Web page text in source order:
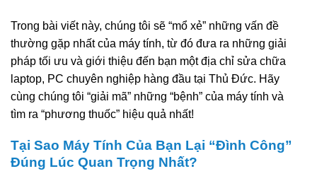
Trong bài viết này, chúng tôi sẽ “mổ xẻ” những vấn đề
thường gặp nhất của máy tính, từ đó đưa ra những giải
pháp tối ưu và giới thiệu đến bạn một địa chỉ sửa chữa
laptop, PC chuyên nghiệp hàng đầu tại Thủ Đức. Hãy
cùng chúng tôi “giải mã” những “bệnh” của máy tính và
tìm ra “phương thuốc” hiệu quả nhất!
Tại Sao Máy Tính Của Bạn Lại “Đình Công”
Đúng Lúc Quan Trọng Nhất?